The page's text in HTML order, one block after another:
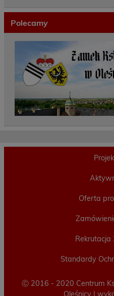
Polecamy
Oferta
Standardy
Ⓒ 2016 - 2020 Centrum
Oleśnicy |